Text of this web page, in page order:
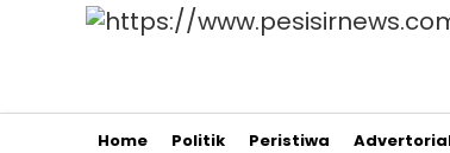
Home Politik Peristiwa